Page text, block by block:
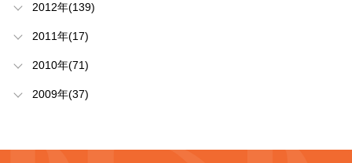
2012年(139)
2011年(17)
2010年(71)
2009年(37)